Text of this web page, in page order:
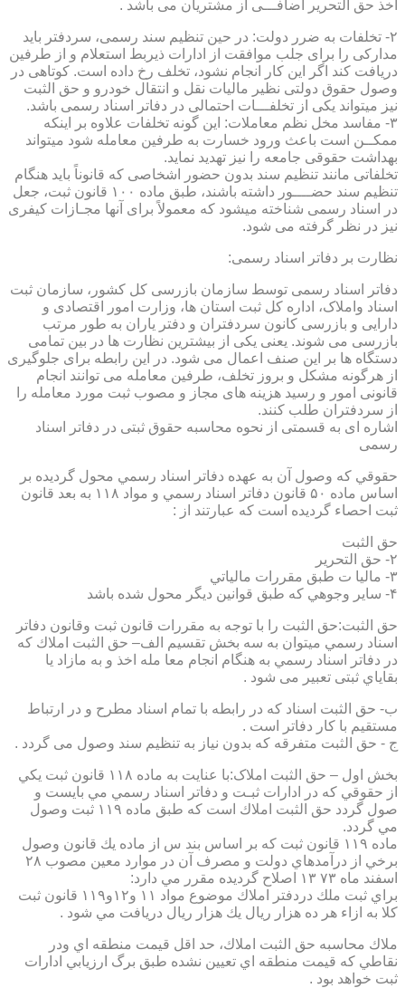
اخذ حق التحریر اضافـــی از مشتریان می باشد .
۲- تخلفات به ضرر دولت: در حین تنظیم سند رسمی، سردفتر باید
مدارکی را برای جلب موافقت از ادارات ذیربط استعلام و از طرفین
دریافت کند اگر این کار انجام نشود، تخلف رخ داده است. کوتاهی در
وصول حقوق دولتی نظیر مالیات نقل و انتقال خودرو و حق الثبت
نیز میتواند یکی از تخلفـــات احتمالی در دفاتر اسناد رسمی باشد.
۳- مفاسد مخل نظم معاملات: این گونه تخلفات علاوه بر اینکه
ممکــن است باعث ورود خسارت به طرفین معامله شود میتواند
بهداشت حقوقی جامعه را نیز تهدید نماید.
تخلفاتی مانند تنظیم سند بدون حضور اشخاصی که قانوناً باید هنگام
تنظیم سند حضــــور داشته باشند، طبق ماده ۱۰۰ قانون ثبت، جعل
در اسناد رسمی شناخته میشود که معمولاً برای آنها مجـازات کیفری
نیز در نظر گرفته می شود.
نظارت بر دفاتر اسناد رسمی:
دفاتر اسناد رسمی توسط سازمان بازرسی کل کشور، سازمان ثبت
اسناد واملاک، اداره کل ثبت استان ها، وزارت امور اقتصادی و
دارایی و بازرسی کانون سردفتران و دفتر یاران به طور مرتب
بازرسی می شوند. یعنی یکی از بیشترین نظارت ها در بین تمامی
دستگاه ها بر این صنف اعمال می شود. در این رابطه برای جلوگیری
از هرگونه مشکل و بروز تخلف، طرفین معامله می توانند انجام
قانونی امور و رسید هزینه های مجاز و مصوب ثبت مورد معامله را
از سردفتران طلب کنند.
اشاره ای به قسمتی از نحوه محاسبه حقوق ثبتی در دفاتر اسناد
رسمی
حقوقي كه وصول آن به عهده دفاتر اسناد رسمي محول گرديده بر
اساس ماده ۵۰ قانون دفاتر اسناد رسمي و مواد ۱۱۸ به بعد قانون
ثبت احصاء گرديده است كه عبارتند از :
حق الثبت
۲- حق التحرير
۳- ماليا ت طبق مقررات مالياتي
۴- ساير وجوهي كه طبق قوانين ديگر محول شده باشد
حق الثبت:حق الثبت را با توجه به مقررات قانون ثبت وقانون دفاتر
اسناد رسمي ميتوان به سه بخش تقسيم الف– حق الثبت املاك كه
در دفاتر اسناد رسمي به هنگام انجام معا مله اخذ و به مازاد يا
بقاياي ثبتی تعبیر می شود .
ب- حق الثبت اسناد كه در رابطه با تمام اسناد مطرح و در ارتباط
مستقيم با كار دفاتر است .
ج - حق الثبت متفرقه كه بدون نياز به تنظیم سند وصول می گردد .
بخش اول – حق الثبت املاک:با عنايت به ماده ۱۱۸ قانون ثبت يكي
از حقوقي كه در ادارات ثبـت و دفاتر اسناد رسمي مي بايست و
صول گردد حق الثبت املاك است كه طبق ماده ۱۱۹ ثبت وصول
مي گردد.
ماده ۱۱۹ قانون ثبت كه بر اساس بند س از ماده يك قانون وصول
برخي از درآمدهاي دولت و مصرف آن در موارد معين مصوب ۲۸
اسفند ماه ۷۳ ۱۳ اصلاح گرديده مقرر مي دارد:
براي ثبت ملك دردفتر املاك موضوع مواد ۱۱ و۱۲و۱۱۹ قانون ثبت
كلا به ازاء هر ده هزار ريال يك هزار ريال دريافت مي شود .
ملاك محاسبه حق الثبت املاك، حد اقل قيمت منطقه اي ودر
نقاطي كه قيمت منطقه اي تعيين نشده طبق برگ ارزيابي ادارات
ثبت خواهد بود .